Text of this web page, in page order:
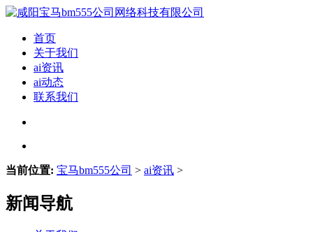
首页
关于我们
ai资讯
ai动态
联系我们
当前位置: 宝马bm555公司 > ai资讯 >
新闻导航